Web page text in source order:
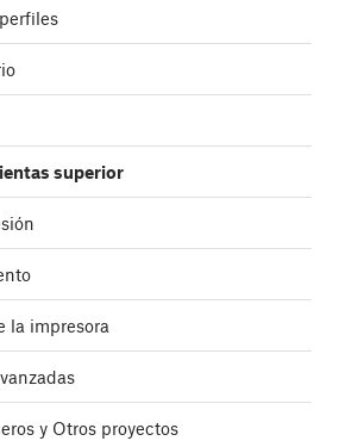
superior
la impresora
y Otros proyectos